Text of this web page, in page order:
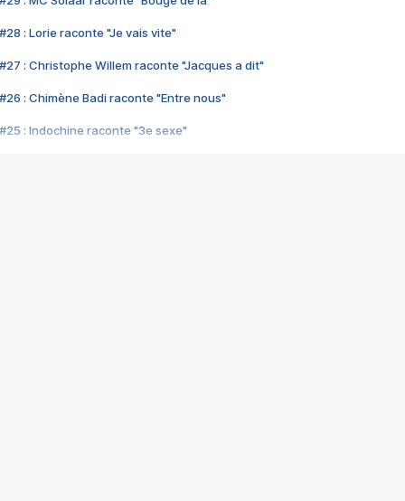
#28 : Lorie raconte "Je vais vite"
#27 : Christophe Willem raconte "Jacques a dit"
#26 : Chimène Badi raconte "Entre nous"
#25 : Indochine raconte "3e sexe"